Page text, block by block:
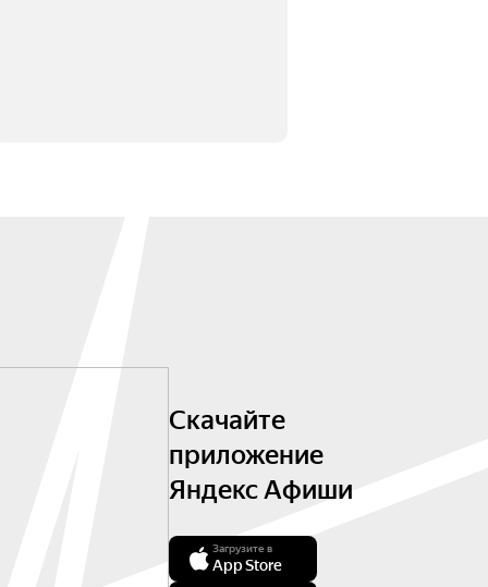
Скачайте
приложение
Яндекс Афиши
Загрузите в
App Store